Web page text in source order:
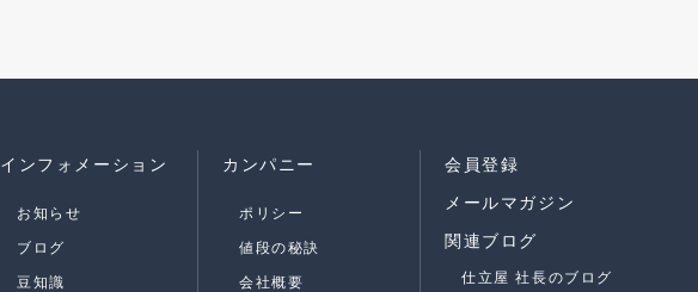
インフォメーション
お知らせ
ブログ
豆知識
カンパニー
ポリシー
値段の秘訣
会社概要
会員登録
メールマガジン
関連ブログ
仕立屋 社長のブログ